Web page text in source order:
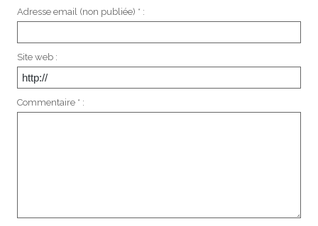
Adresse email (non publiée) * :
Site web :
Commentaire * :